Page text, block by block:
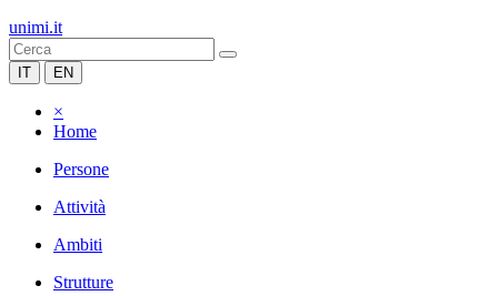
unimi.it
IT EN
×
Home
Persone
Attività
Ambiti
Strutture